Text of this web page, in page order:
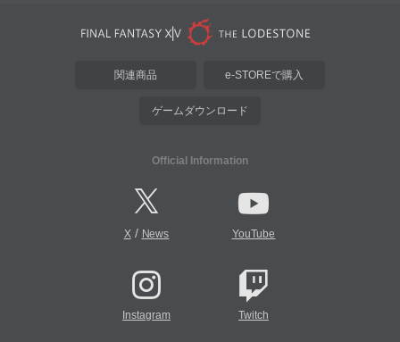
関連商品 e-STOREで購入
ゲームダウンロード
Official Information
X/ News YouTube
Instagram Twitch